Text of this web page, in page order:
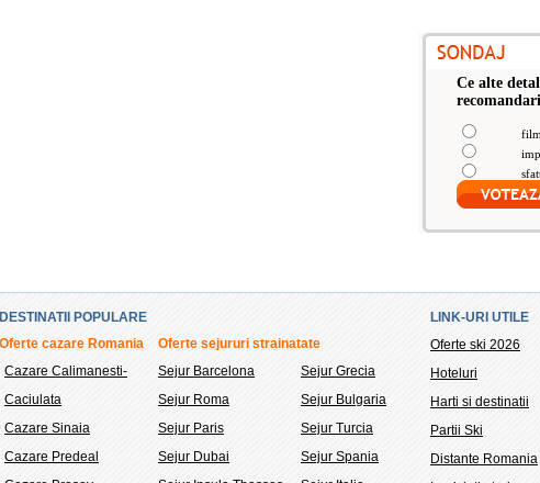
Ce alte
DESTINATII POPULARE
Oferte cazare Romania
Oferte sejururi strainatate
Cazare Calimanesti-
Caciulata
Cazare Sinaia
Cazare Predeal
Sejur Barcelona
Sejur Roma
Sejur Paris
Sejur Dubai
Sejur Grecia
Sejur Bulgaria
Sejur Turcia
Sejur Spania
LINK-URI UTILE
Oferte ski 2026
Hoteluri
Harti si destinatii
Partii Ski
Distante Romania